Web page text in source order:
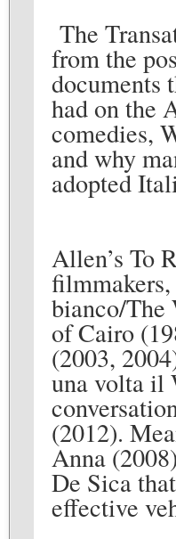
The
from the
documents
had on the
comedies,
and why
adopted
Allen’s To
bianco/The
of Cairo
(2003,
una volta il
(2012).
Anna
De Sica
effective